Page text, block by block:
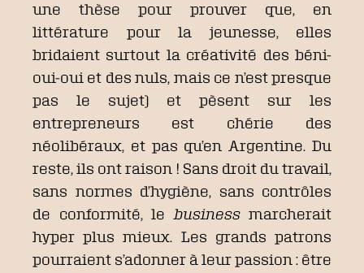
une thèse pour prouver que, en
littérature pour la jeunesse, elles
bridaient surtout la créativité des béni-
oui-oui et des nuls, mais ce n’est presque
pas le sujet) et pèsent sur les
entrepreneurs est chérie des
néolibéraux, et pas qu’en Argentine. Du
reste, ils ont raison ! Sans droit du travail,
sans normes d’hygiène, sans contrôles
de conformité, le businessmarcherait
hyper plus mieux. Les grands patrons
pourraient s’adonner à leur passion : être